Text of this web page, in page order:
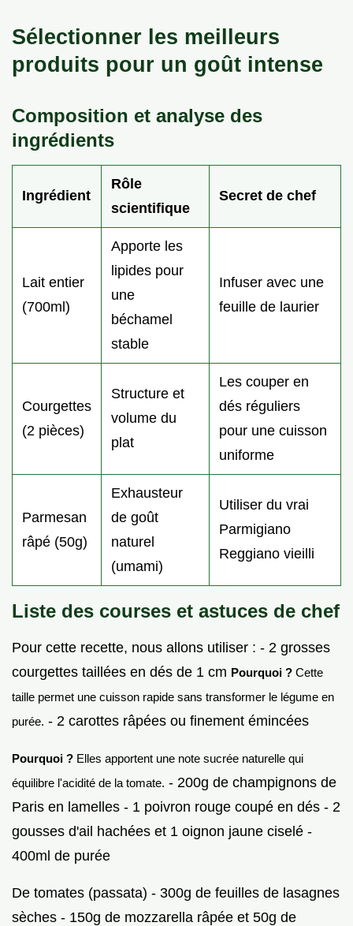
Sélectionner les meilleurs
produits pour un goût intense
Composition et analyse des
ingrédients
Ingrédient
Rôle
scientifique
Secret de chef
Lait entier
(700ml)
Apporte les
lipides pour
une
béchamel
stable
Infuser avec une
feuille de laurier
Courgettes
(2 pièces)
Structure et
volume du
plat
Les couper en
dés réguliers
pour une cuisson
uniforme
Parmesan
râpé (50g)
Exhausteur
de goût
naturel
(umami)
Utiliser du vrai
Parmigiano
Reggiano vieilli
Liste des courses et astuces de chef
Pour cette recette, nous allons utiliser : - 2 grosses
courgettes taillées en dés de 1 cm Pourquoi ? Cette
taille permet une cuisson rapide sans transformer le légume en
purée. - 2 carottes râpées ou finement émincées
Pourquoi ? Elles apportent une note sucrée naturelle qui
équilibre l'acidité de la tomate. - 200g de champignons de
Paris en lamelles - 1 poivron rouge coupé en dés - 2
gousses d'ail hachées et 1 oignon jaune ciselé -
400ml de purée
De tomates (passata) - 300g de feuilles de lasagnes
sèches - 150g de mozzarella râpée et 50g de